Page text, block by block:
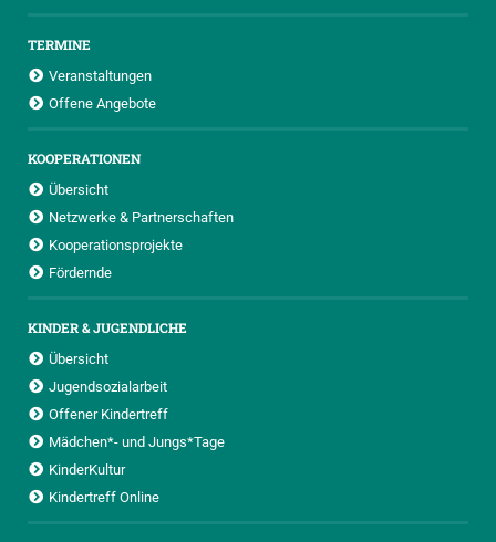
TERMINE
Veranstaltungen
Offene Angebote
KOOPERATIONEN
Übersicht
Netzwerke & Partnerschaften
Kooperationsprojekte
Fördernde
KINDER & JUGENDLICHE
Übersicht
Jugendsozialarbeit
Offener Kindertreff
Mädchen*- und Jungs*Tage
KinderKultur
Kindertreff Online